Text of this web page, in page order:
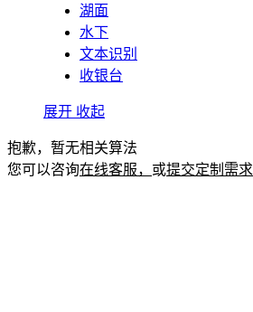
湖面
水下
文本识别
收银台
展开 收起
抱歉，暂无相关算法
您可以咨询在线客服， 或提交定制需求